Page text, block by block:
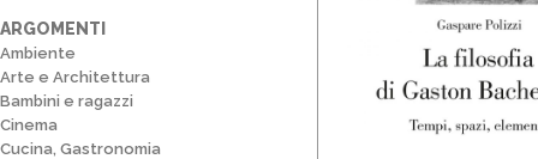
ARGOMENTI
Ambiente
Arte e Architettura
Bambini e ragazzi
Cinema
Cucina, Gastronomia